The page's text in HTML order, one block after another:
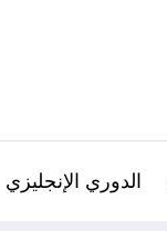
الدوري الإنجليزي